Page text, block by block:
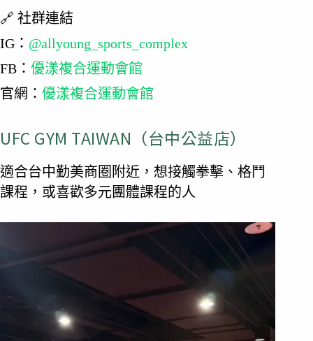
🔗 社群連結
IG： @allyoung_sports_complex
FB： 優漾複合運動會館
官網： 優漾複合運動會館
UFC GYM TAIWAN（台中公益店）
適合台中勤美商圈附近，想接觸拳擊、格鬥
課程，或喜歡多元團體課程的人